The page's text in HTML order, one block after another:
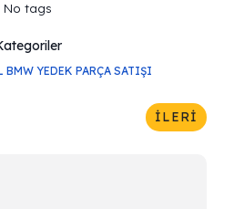
No tags
BMW YEDEK PARÇA SATIŞI
İLERI